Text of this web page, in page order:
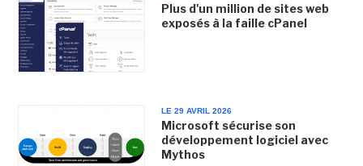
Plus d'un million de sites web
exposés à la faille cPanel
LE 29 AVRIL 2026
Microsoft sécurise son
développement logiciel avec
Mythos